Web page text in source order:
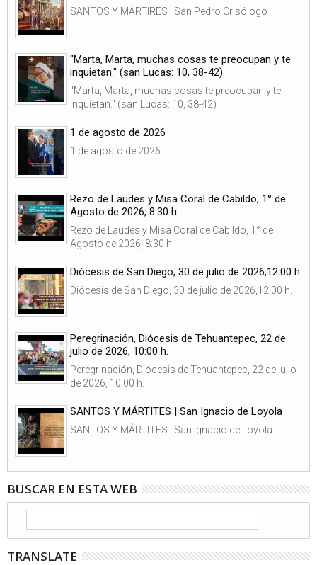
SANTOS Y MÁRTIRES | San Pedro Crisólogo
"Marta, Marta, muchas cosas te preocupan y te
inquietan." (san Lucas: 10, 38-42)
"Marta, Marta, muchas cosas te preocupan y te
inquietan." (san Lucas: 10, 38-42)
1 de agosto de 2026
1 de agosto de 2026
Rezo de Laudes y Misa Coral de Cabildo, 1° de
Agosto de 2026, 8:30 h.
Rezo de Laudes y Misa Coral de Cabildo, 1° de
Agosto de 2026, 8:30 h.
Diócesis de San Diego, 30 de julio de 2026,12:00 h.
Diócesis de San Diego, 30 de julio de 2026,12:00 h.
Peregrinación, Diócesis de Tehuantepec, 22 de
julio de 2026, 10:00 h.
Peregrinación, Diócesis de Tehuantepec, 22 de julio
de 2026, 10:00 h.
SANTOS Y MÁRTITES | San Ignacio de Loyola
SANTOS Y MÁRTITES | San Ignacio de Loyola
BUSCAR EN ESTA WEB
TRANSLATE